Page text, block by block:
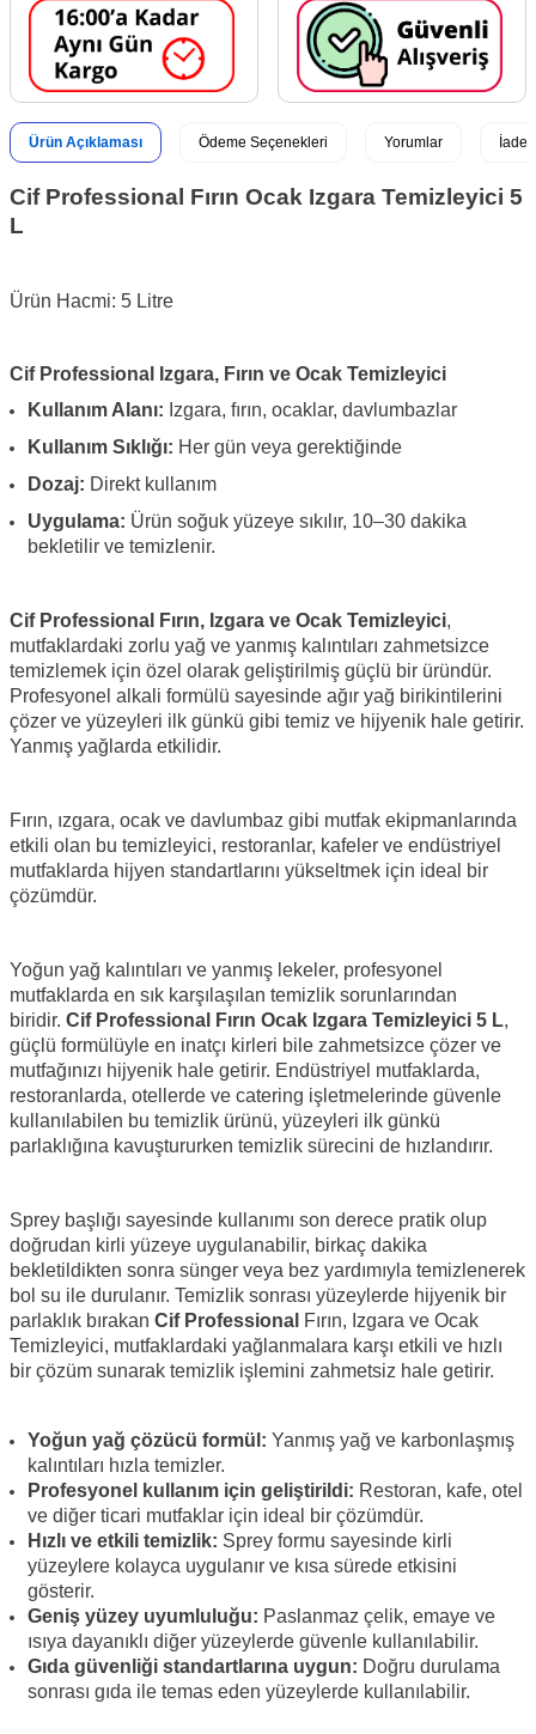
Ürün Açıklaması Ödeme Seçenekleri Yorumlar İade
Cif Professional Fırın Ocak Izgara Temizleyici 5
L
Ürün Hacmi: 5 Litre
Cif Professional Izgara, Fırın ve Ocak Temizleyici
Kullanım Alanı: Izgara, fırın, ocaklar, davlumbazlar
Kullanım Sıklığı: Her gün veya gerektiğinde
Dozaj: Direkt kullanım
Uygulama: Ürün soğuk yüzeye sıkılır, 10–30 dakika
bekletilir ve temizlenir.
Cif Professional Fırın, Izgara ve Ocak Temizleyici,
mutfaklardaki zorlu yağ ve yanmış kalıntıları zahmetsizce
temizlemek için özel olarak geliştirilmiş güçlü bir üründür.
Profesyonel alkali formülü sayesinde ağır yağ birikintilerini
çözer ve yüzeyleri ilk günkü gibi temiz ve hijyenik hale getirir.
Yanmış yağlarda etkilidir.
Fırın, ızgara, ocak ve davlumbaz gibi mutfak ekipmanlarında
etkili olan bu temizleyici, restoranlar, kafeler ve endüstriyel
mutfaklarda hijyen standartlarını yükseltmek için ideal bir
çözümdür.
Yoğun yağ kalıntıları ve yanmış lekeler, profesyonel
mutfaklarda en sık karşılaşılan temizlik sorunlarından
biridir. Cif Professional Fırın Ocak Izgara Temizleyici 5 L,
güçlü formülüyle en inatçı kirleri bile zahmetsizce çözer ve
mutfağınızı hijyenik hale getirir. Endüstriyel mutfaklarda,
restoranlarda, otellerde ve catering işletmelerinde güvenle
kullanılabilen bu temizlik ürünü, yüzeyleri ilk günkü
parlaklığına kavuştururken temizlik sürecini de hızlandırır.
Sprey başlığı sayesinde kullanımı son derece pratik olup
doğrudan kirli yüzeye uygulanabilir, birkaç dakika
bekletildikten sonra sünger veya bez yardımıyla temizlenerek
bol su ile durulanır. Temizlik sonrası yüzeylerde hijyenik bir
parlaklık bırakan Cif Professional Fırın, Izgara ve Ocak
Temizleyici, mutfaklardaki yağlanmalara karşı etkili ve hızlı
bir çözüm sunarak temizlik işlemini zahmetsiz hale getirir.
Yoğun yağ çözücü formül: Yanmış yağ ve karbonlaşmış
kalıntıları hızla temizler.
Profesyonel kullanım için geliştirildi: Restoran, kafe, otel
ve diğer ticari mutfaklar için ideal bir çözümdür.
Hızlı ve etkili temizlik: Sprey formu sayesinde kirli
yüzeylere kolayca uygulanır ve kısa sürede etkisini
gösterir.
Geniş yüzey uyumluluğu: Paslanmaz çelik, emaye ve
ısıya dayanıklı diğer yüzeylerde güvenle kullanılabilir.
Gıda güvenliği standartlarına uygun: Doğru durulama
sonrası gıda ile temas eden yüzeylerde kullanılabilir.